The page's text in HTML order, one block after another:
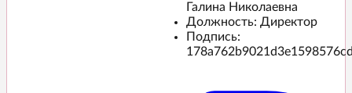
Галина Николаевна
Должность: Директор
Подпись: